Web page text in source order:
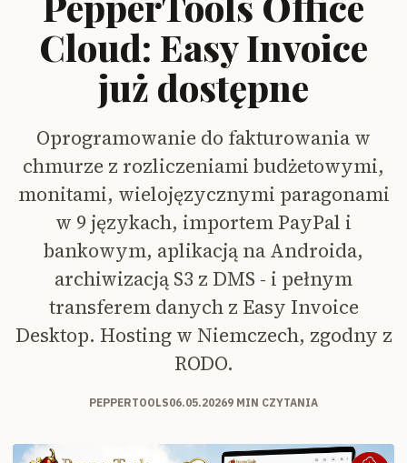
Cloud: Easy Invoice
już dostępne
Oprogramowanie do fakturowania w
chmurze z rozliczeniami budżetowymi,
monitami, wielojęzycznymi paragonami
w 9 językach, importem PayPal i
bankowym, aplikacją na Androida,
archiwizacją S3 z DMS - i pełnym
transferem danych z Easy Invoice
Desktop. Hosting w Niemczech, zgodny z
RODO.
PEPPERTOOLS06.05.20269 MIN CZYTANIA